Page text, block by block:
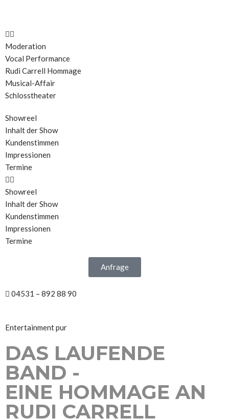
Inhalt
springen
Moderation
Vocal Performance
Rudi Carrell Hommage
Musical-Affair
Schlosstheater
Showreel
Inhalt der Show
Kundenstimmen
Impressionen
Termine
Showreel
Inhalt der Show
Kundenstimmen
Impressionen
Termine
Anfrage
04531 – 892 88 90
Entertainment pur
DAS LAUFENDE
BAND -
EINE HOMMAGE AN
RUDI CARRELL